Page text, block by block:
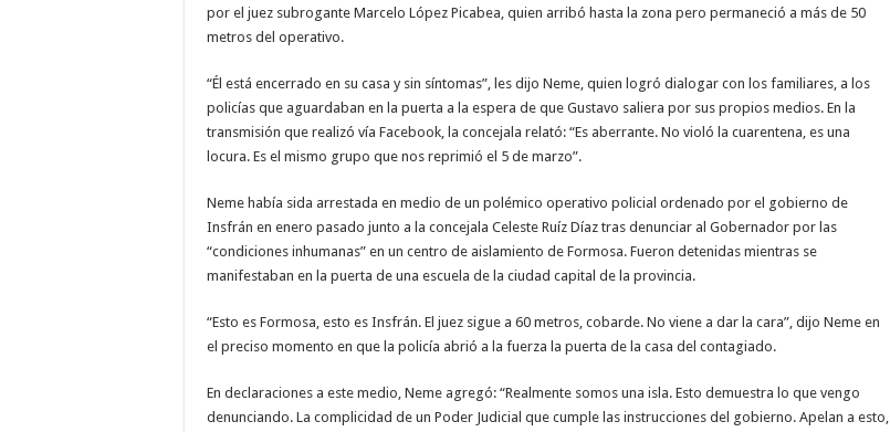
por el juez subrogante Marcelo López Picabea, quien arribó hasta la zona pero permaneció a más de 50
metros del operativo.
“Él está encerrado en su casa y sin síntomas”, les dijo Neme, quien logró dialogar con los familiares, a los
policías que aguardaban en la puerta a la espera de que Gustavo saliera por sus propios medios. En la
transmisión que realizó vía Facebook, la concejala relató: “Es aberrante. No violó la cuarentena, es una
locura. Es el mismo grupo que nos reprimió el 5 de marzo”.
Neme había sida arrestada en medio de un polémico operativo policial ordenado por el gobierno de
Insfrán en enero pasado junto a la concejala Celeste Ruíz Díaz tras denunciar al Gobernador por las
“condiciones inhumanas” en un centro de aislamiento de Formosa. Fueron detenidas mientras se
manifestaban en la puerta de una escuela de la ciudad capital de la provincia.
“Esto es Formosa, esto es Insfrán. El juez sigue a 60 metros, cobarde. No viene a dar la cara”, dijo Neme en
el preciso momento en que la policía abrió a la fuerza la puerta de la casa del contagiado.
En declaraciones a este medio, Neme agregó: “Realmente somos una isla. Esto demuestra lo que vengo
denunciando. La complicidad de un Poder Judicial que cumple las instrucciones del gobierno. Apelan a esto,